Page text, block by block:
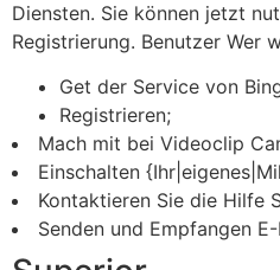
Diensten. Sie können jetzt
Registrierung. Benutzer Wer
Get der Service von
Registrieren;
Mach mit bei Videoclip
Einschalten
Kontaktieren Sie die Hilfe
Senden und Empfangen